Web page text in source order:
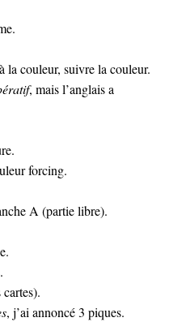
la couleur, suivre la couleur.
, mais l’anglais a
forcing.
A (partie libre).
cartes).
, j’ai annoncé 3 piques.